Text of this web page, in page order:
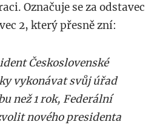
Označuje se za odstavec
2, který přesně zní:
Československé
vykonávat svůj úřad
než 1 rok, Federální
nového presidenta